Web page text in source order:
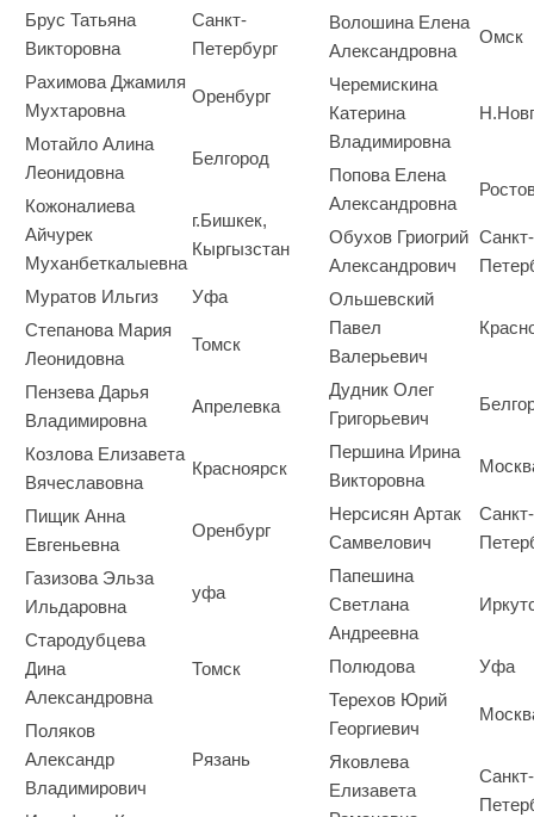
Брус Татьяна
Викторовна
Санкт-
Петербург
Рахимова Джамиля
Мухтаровна
Оренбург
Мотайло Алина
Леонидовна
Белгород
Кожоналиева
Айчурек
Муханбеткалыевна
г.Бишкек,
Кыргызстан
Муратов Ильгиз
Уфа
Степанова Мария
Леонидовна
Томск
Пензева Дарья
Владимировна
Апрелевка
Козлова Елизавета
Вячеславовна
Красноярск
Пищик Анна
Евгеньевна
Оренбург
Газизова Эльза
Ильдаровна
уфа
Стародубцева
Дина
Александровна
Томск
Поляков
Александр
Владимирович
Рязань
Волошина Елена
Александровна
Омск
Черемискина
Катерина
Владимировна
Попова Елена
Александровна
Обухов Гриогрий
Александрович
Санкт-
Ольшевский
Павел
Валерьевич
Дудник Олег
Григорьевич
Першина Ирина
Викторовна
Нерсисян Артак
Самвелович
Санкт-
Папешина
Светлана
Андреевна
Полюдова
Уфа
Терехов Юрий
Георгиевич
Яковлева
Елизавета
Санкт-